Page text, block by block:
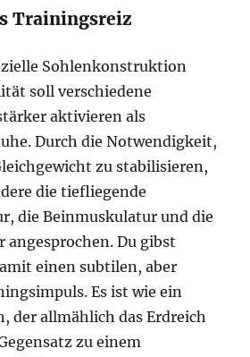
Trainingsreiz
Sohlenkonstruktion
soll verschiedene
aktivieren als
Durch die Notwendigkeit,
zu stabilisieren,
die tiefliegende
die Beinmuskulatur und die
angesprochen. Du gibst
einen subtilen, aber
Es ist wie ein
der allmählich das Erdreich
zu einem